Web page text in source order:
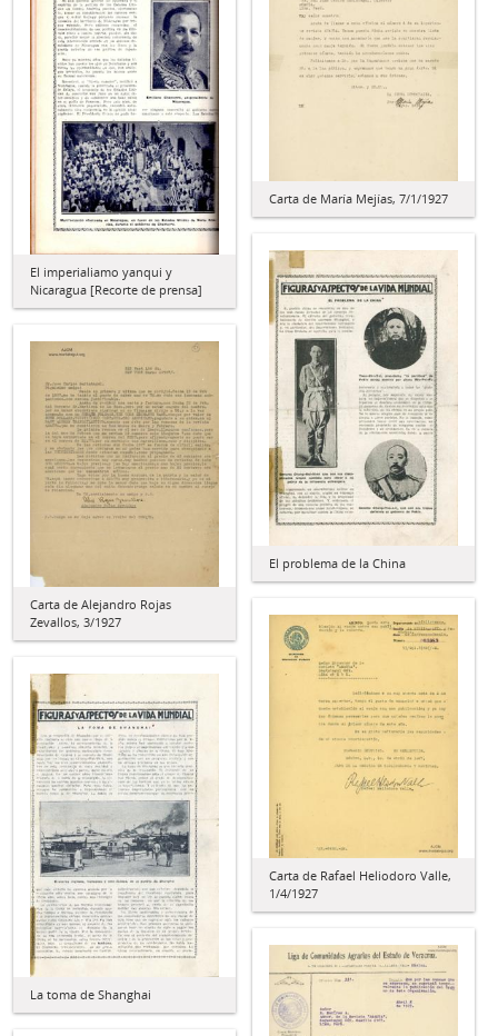
Carta de María Mejías, 7/1/1927
El imperialiamo yanqui y
Nicaragua [Recorte de prensa]
El problema de la China
Carta de Alejandro Rojas
Zevallos, 3/1927
Carta de Rafael Heliodoro Valle,
1/4/1927
La toma de Shanghai